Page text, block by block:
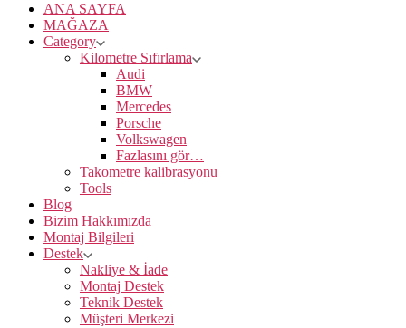
ANA SAYFA
MAĞAZA
Category
Kilometre Sıfırlama
Audi
BMW
Mercedes
Porsche
Volkswagen
Fazlasını gör…
Takometre kalibrasyonu
Tools
Blog
Bizim Hakkımızda
Montaj Bilgileri
Destek
Nakliye & İade
Montaj Destek
Teknik Destek
Müşteri Merkezi